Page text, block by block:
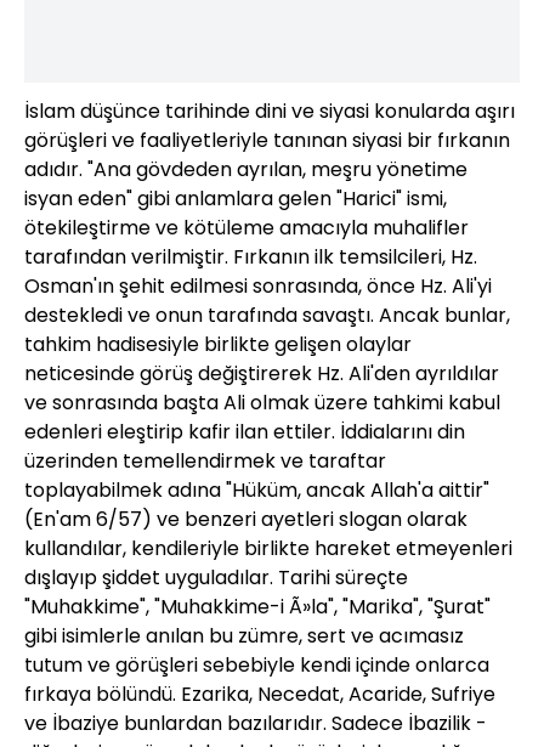
İslam düşünce tarihinde dini ve siyasi konularda aşırı
görüşleri ve faaliyetleriyle tanınan siyasi bir fırkanın
adıdır. "Ana gövdeden ayrılan, meşru yönetime
isyan eden" gibi anlamlara gelen "Harici" ismi,
ötekileştirme ve kötüleme amacıyla muhalifler
tarafından verilmiştir. Fırkanın ilk temsilcileri, Hz.
Osman'ın şehit edilmesi sonrasında, önce Hz. Ali'yi
destekledi ve onun tarafında savaştı. Ancak bunlar,
tahkim hadisesiyle birlikte gelişen olaylar
neticesinde görüş değiştirerek Hz. Ali'den ayrıldılar
ve sonrasında başta Ali olmak üzere tahkimi kabul
edenleri eleştirip kafir ilan ettiler. İddialarını din
üzerinden temellendirmek ve taraftar
toplayabilmek adına "Hüküm, ancak Allah'a aittir"
(En'am 6/57) ve benzeri ayetleri slogan olarak
kullandılar, kendileriyle birlikte hareket etmeyenleri
dışlayıp şiddet uyguladılar. Tarihi süreçte
"Muhakkime", "Muhakkime-i Ã»la", "Marika", "Şurat"
gibi isimlerle anılan bu zümre, sert ve acımasız
tutum ve görüşleri sebebiyle kendi içinde onlarca
fırkaya bölündü. Ezarika, Necedat, Acaride, Sufriye
ve İbaziye bunlardan bazılarıdır. Sadece İbazilik -